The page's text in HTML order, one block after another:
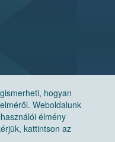
hogyan
Weboldalunk
élmény
kattintson az